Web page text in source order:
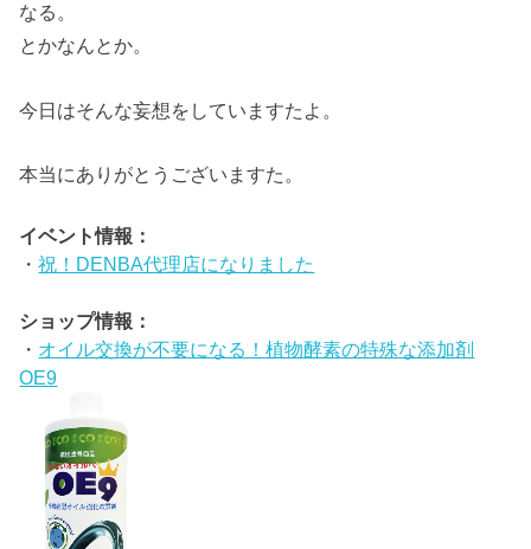
なる。
とかなんとか。
今日はそんな妄想をしていますたよ。
本当にありがとうございますた。
イベント情報：
・祝！DENBA代理店になりました
ショップ情報：
・ オイル交換が不要になる！植物酵素の特殊な添加剤
OE9